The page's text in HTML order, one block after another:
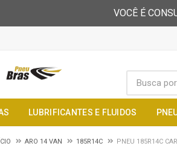
VOCÊ É
LUBRIFICANTES E FLUIDOS
ARO 14 VAN 185R14C PNEU 185R14C